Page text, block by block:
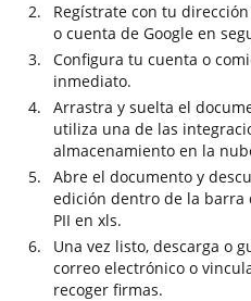
Regístrate con tu
o cuenta de Google en
Configura tu cuenta o
inmediato.
Arrastra y suelta el
utiliza una de las
almacenamiento en la
Abre el documento y
edición dentro de la
PII en xls.
Una vez listo, descarga o
correo electrónico o
recoger firmas.